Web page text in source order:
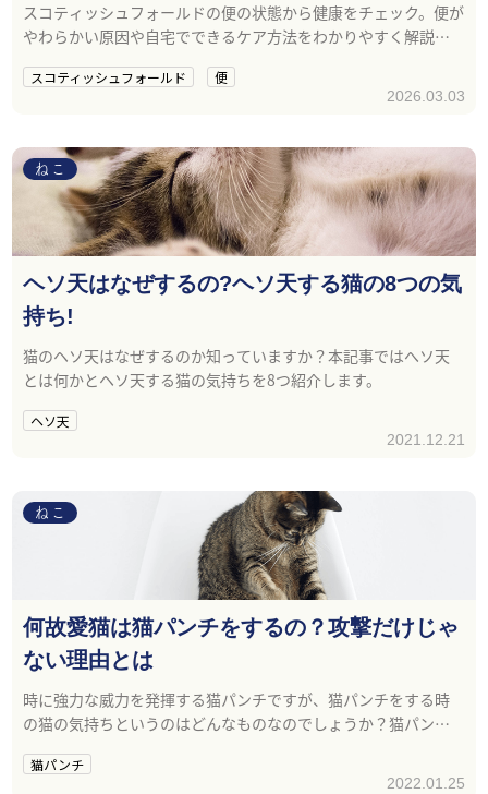
スコティッシュフォールドの便の状態から健康をチェック。便が
やわらかい原因や自宅でできるケア方法をわかりやすく解説し
スコティッシュフォールド 便
2026.03.03
ねこ
ヘソ天はなぜするの?ヘソ天する猫の8つの気
持ち!
猫のヘソ天はなぜするのか知っていますか？本記事ではへソ天
とは何かとヘソ天する猫の気持ちを8つ紹介します。
ヘソ天
2021.12.21
ねこ
何故愛猫は猫パンチをするの？攻撃だけじゃ
ない理由とは
時に強力な威力を発揮する猫パンチですが、猫パンチをする時
の猫の気持ちというのはどんなものなのでしょうか？猫パンチ
猫パンチ
2022.01.25